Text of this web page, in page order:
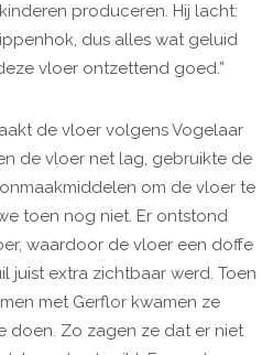
produceren. Hij lacht:
dus alles wat geluid
vloer ontzettend goed.”
de vloer volgens Vogelaar
de vloer net lag, gebruikte de
om de vloer te
toen nog niet. Er ontstond
waardoor de vloer een doffe
juist extra zichtbaar werd. Toen
met Gerflor kwamen ze
doen. Zo zagen ze dat er niet